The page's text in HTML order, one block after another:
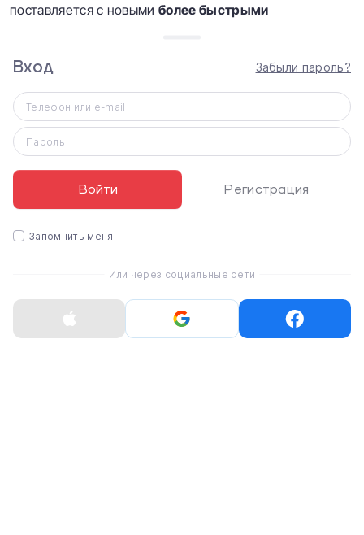
поставляется с новымиболее быстрыми
4‑ядерный Intel Core
частотой3,6ГГц;
-6‑ядерный процессор Intel Corei5с тактовой
частотой
- при покупке также можно собрать кастомный
iMac с сверхмощным
‑ядерным процессором Intel
Boost до 4,6 ГГц).
(обработка графики стала
80%быстрее):
- Radeon Pro
555X
памяти GDDR5;
Вход Забыли пароль?
Телефон или e-mail
Пароль
Войти Регистрация
Запомнить меня
Или через социальные сети